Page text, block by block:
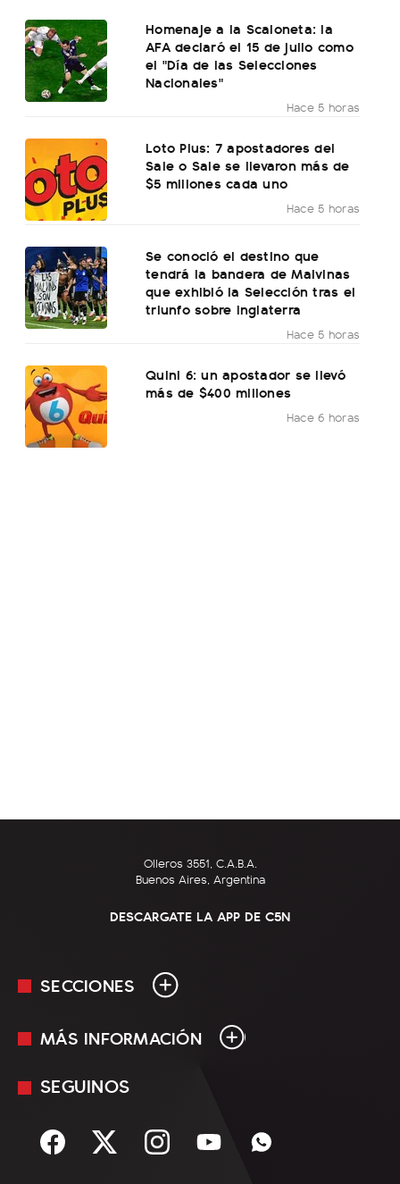
Homenaje a la Scaloneta: la
AFA declaró el 15 de julio como
el "Día de las Selecciones
Nacionales"
Hace 5 horas
Loto Plus: 7 apostadores del
Sale o Sale se llevaron más de
$5 millones cada uno
Hace 5 horas
Se conoció el destino que
tendrá la bandera de Malvinas
que exhibió la Selección tras el
triunfo sobre Inglaterra
Hace 5 horas
Quini 6: un apostador se llevó
más de $400 millones
Hace 6 horas
Olleros 3551, C.A.B.A.
Buenos Aires, Argentina
DESCARGATE LA APP DE C5N
SECCIONES
En Vivo
Sociedad
MÁS INFORMACIÓN
Mediakit
Términos y condiciones
SEGUINOS